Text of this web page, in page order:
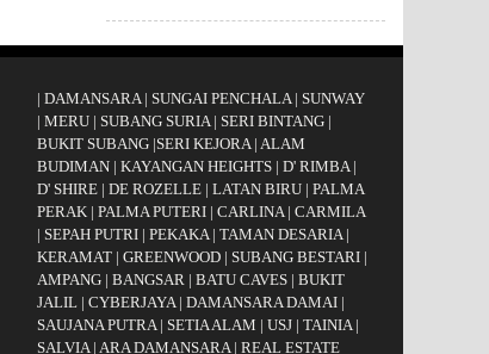
| DAMANSARA| SUNGAI PENCHALA| SUNWAY
| MERU| SUBANG SURIA| SERI BINTANG|
BUKIT SUBANG|SERI KEJORA| ALAM
BUDIMAN| KAYANGAN HEIGHTS| D' RIMBA|
D' SHIRE| DE ROZELLE| LATAN BIRU| PALMA
PERAK| PALMA PUTERI | CARLINA| CARMILA
| SEPAH PUTRI| PEKAKA| TAMAN DESARIA|
KERAMAT| GREENWOOD| SUBANG BESTARI|
AMPANG| BANGSAR| BATU CAVES| BUKIT
JALIL| CYBERJAYA| DAMANSARA DAMAI|
SAUJANA PUTRA| SETIA ALAM | USJ| TAINIA|
SALVIA| ARA DAMANSARA| REAL ESTATE